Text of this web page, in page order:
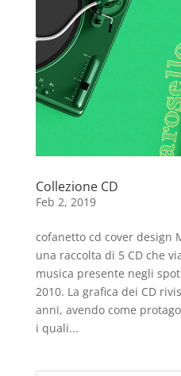
Collezione CD
Feb 2, 2019
cofanetto cd cover design
una raccolta di 5 CD che
musica presente negli
2010. La grafica dei CD
anni, avendo come
i quali...